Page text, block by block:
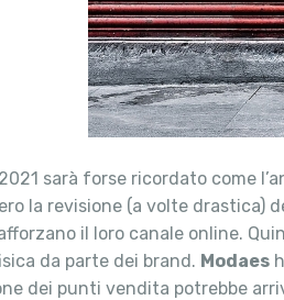
sarà forse ricordato come
la revisione (a volte drastica)
il loro canale online.
da parte dei brand. Modaes
dei punti vendita potrebbe